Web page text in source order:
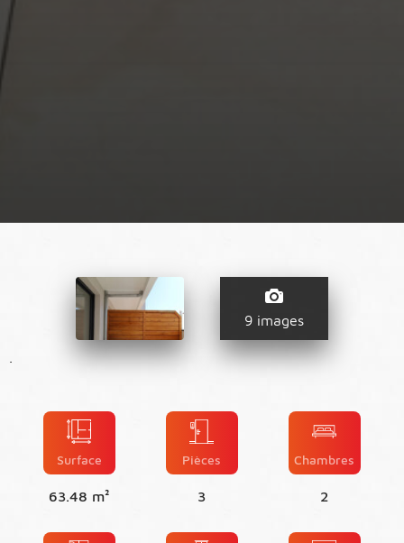
9 images
Surface
63.48 m²
Pièces
3
Chambres
2